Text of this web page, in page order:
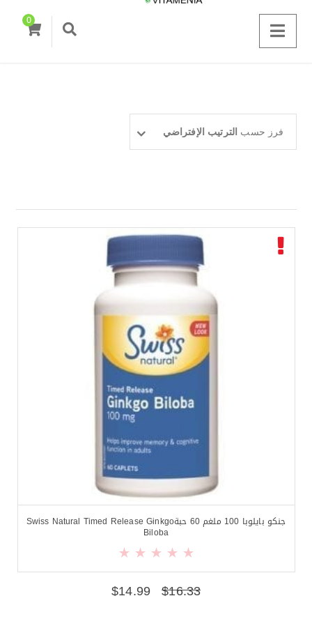
0
فرز حسب الترتيب الإفتراضي
جنكو بايلوبا 100 ملغم 60 حبةSwiss Natural Timed Release Ginkgo
Biloba
$16.33
$14.99